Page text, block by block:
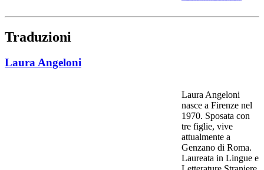
Traduzioni
Laura Angeloni
Laura Angeloni
nasce a Firenze nel
1970. Sposata con
tre figlie, vive
attualmente a
Genzano di Roma.
Laureata in Lingue e